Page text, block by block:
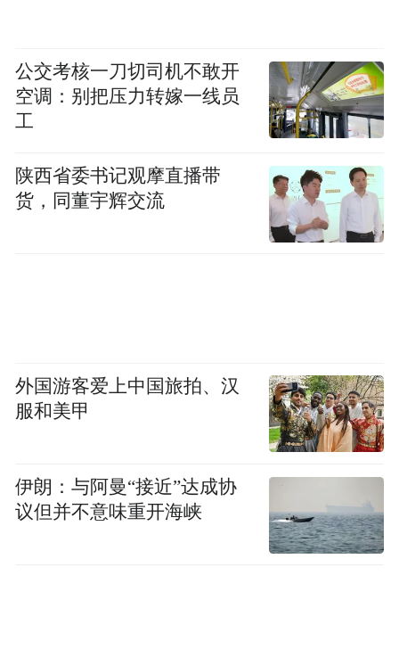
公交考核一刀切司机不敢开
空调：别把压力转嫁一线员
工
陕西省委书记观摩直播带
货，同董宇辉交流
外国游客爱上中国旅拍、汉
服和美甲
伊朗：与阿曼“接近”达成协
议但并不意味重开海峡